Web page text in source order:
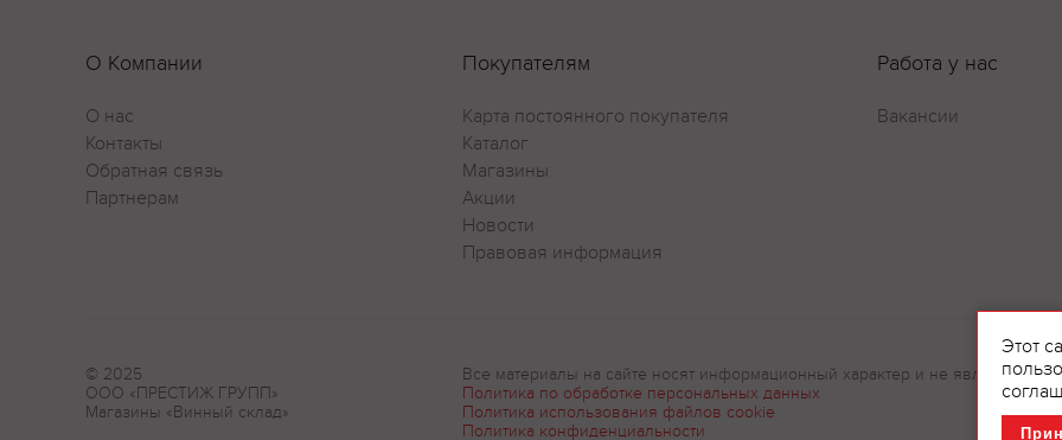
О Компании
О нас
Контакты
Обратная связь
Партнерам
Покупателям
Карта постоянного покупателя
Каталог
Магазины
Акции
Новости
Правовая информация
Работа у нас
Вакансии
© 2025
ООО «ПРЕСТИЖ ГРУПП»
Магазины «Винный склад»
Все материалы на сайте носят информационный характер и не являются
Политика по обработке персональных данных
Политика использования файлов cookie
Политика конфиденциальности
Этот